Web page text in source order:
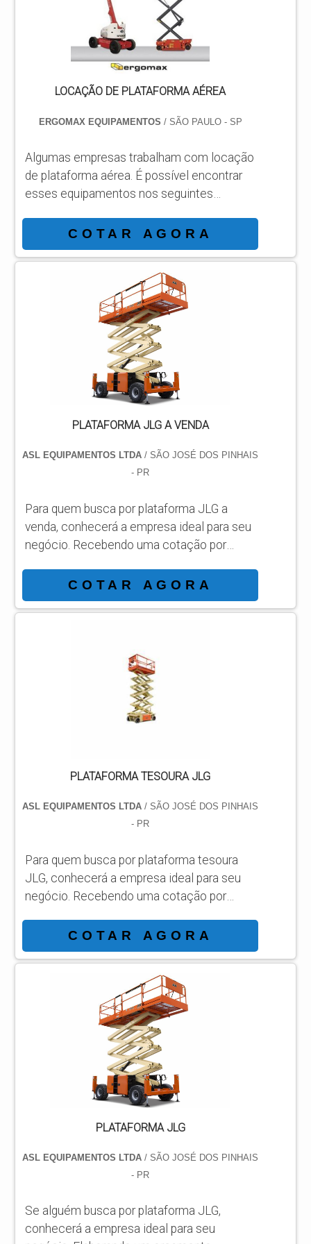
PLATAFORMA ARTICULADA JLG 450AJ
Há muitas maneiras eficientes de...
LOCAÇÃO DE PLATAFORMA AÉREA
ERGOMAX EQUIPAMENTOS / SÃO PAULO - SP
Algumas empresas trabalham com locação
de plataforma aérea. É possível encontrar
esses equipamentos nos seguintes
GTZZ14E; Articulada GTZZ18J;
Telescópica GTBZ27. OUTRAS
INFORMAÇÕES SOBRE AS
PLATAFORMAS AÉREASO modelo de
plataforma aérea Tesoura GTJZ10 é
movida por baterias com alcance de até 12
metros e capacidade na plataforma de 227
baterias com alcance de até 15.7 metros e
capacidade na plataforma de 227 kg.
COTAR AGORA
PLATAFORMA JLG A VENDA
ASL EQUIPAMENTOS LTDA/ SÃO JOSÉ DOS PINHAIS
- PR
Para quem busca por plataforma JLG a
venda, conhecerá a empresa ideal para seu
negócio. Recebendo uma cotação por
conhecendo a sofisticação, qualidade e
preço justo em um só lugar. MAIS
INFORMAÇÕES INTERESSANTES SOBRE
busca por plataforma JLG a venda em uma
empresa comprometida com os serviços,
acha o site da ASL Equipamentos. Uma
empresa com alto know-how em
COTAR AGORA
PLATAFORMA TESOURA JLG
ASL EQUIPAMENTOS LTDA/ SÃO JOSÉ DOS PINHAIS
- PR
Para quem busca por plataforma tesoura
JLG, conhecerá a empresa ideal para seu
negócio. Recebendo uma cotação por
conhecendo a sofisticação, qualidade e
preço justo em um só lugar. Quando o
assunto é plataforma tesoura JLG, com a
ASL Equipamentos conseguirá ótima
qualidade com qualidade e rapidez no
IMPORTANTES DE PLATAFORMA
eficientes de demonstr...
COTAR AGORA
PLATAFORMA JLG
ASL EQUIPAMENTOS LTDA/ SÃO JOSÉ DOS PINHAIS
- PR
Se alguém busca por plataforma JLG,
conhecerá a empresa ideal para seu